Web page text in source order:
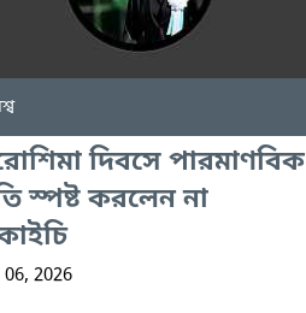
দিবসে পারমাণবিক
স্পষ্ট করলেন না
2026